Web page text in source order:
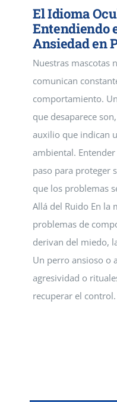
El Idioma
Entendiendo
Ansiedad en
Nuestras mascotas
comunican
comportamiento.
que desaparece
auxilio que indican
ambiental.
paso para proteger
que los problemas
Allá del Ruido En la
problemas de
derivan del miedo,
Un perro ansioso o
agresividad o
recuperar el